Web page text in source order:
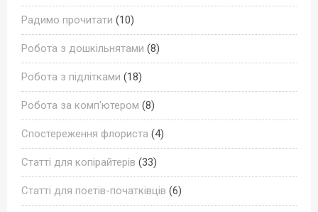
Радимо прочитати (10)
Робота з дошкільнятами (8)
Робота з підлітками (18)
Робота за комп'ютером (8)
Спостереження флориста (4)
Статті для копірайтерів (33)
Статті для поетів-початківців (6)